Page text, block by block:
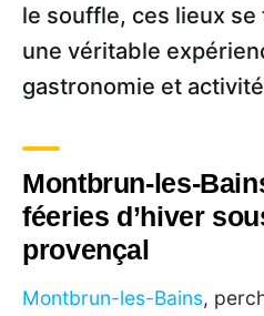
le souffle, ces lieux
une véritable
gastronomie et
Montbrun-les-
féeries d’hiver
provençal
Montbrun-les-Bains,